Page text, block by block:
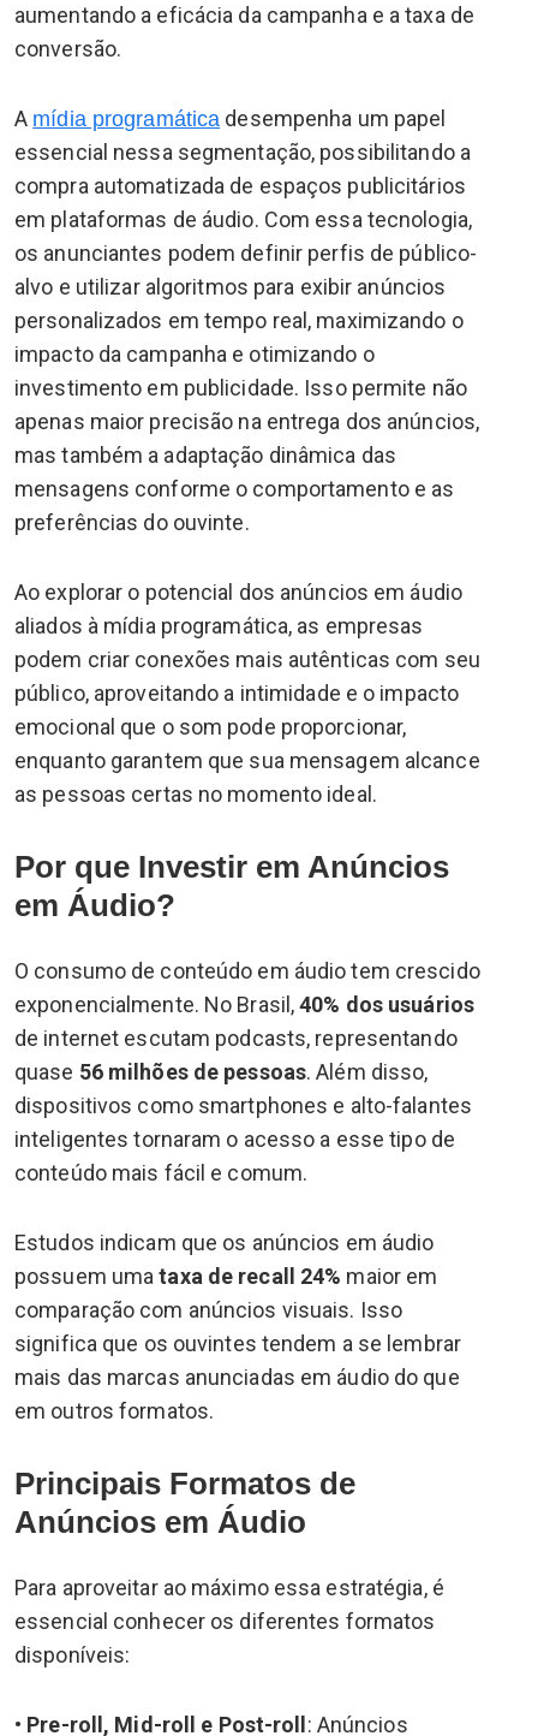
aumentando a eficácia da campanha e a taxa de
conversão.
A mídia programática desempenha um papel
essencial nessa segmentação, possibilitando a
compra automatizada de espaços publicitários
em plataformas de áudio. Com essa tecnologia,
os anunciantes podem definir perfis de público-
alvo e utilizar algoritmos para exibir anúncios
personalizados em tempo real, maximizando o
impacto da campanha e otimizando o
investimento em publicidade. Isso permite não
apenas maior precisão na entrega dos anúncios,
mas também a adaptação dinâmica das
mensagens conforme o comportamento e as
preferências do ouvinte.
Ao explorar o potencial dos anúncios em áudio
aliados à mídia programática, as empresas
podem criar conexões mais autênticas com seu
público, aproveitando a intimidade e o impacto
emocional que o som pode proporcionar,
enquanto garantem que sua mensagem alcance
as pessoas certas no momento ideal.
Por que Investir em Anúncios
em Áudio?
O consumo de conteúdo em áudio tem crescido
exponencialmente. No Brasil,40% dos usuários
de internet escutam podcasts, representando
quase 56 milhões de pessoas. Além disso,
dispositivos como smartphones e alto-falantes
inteligentes tornaram o acesso a esse tipo de
conteúdo mais fácil e comum.
Estudos indicam que os anúncios em áudio
possuem umataxa de recall 24% maior em
comparação com anúncios visuais. Isso
significa que os ouvintes tendem a se lembrar
mais das marcas anunciadas em áudio do que
em outros formatos.
Principais Formatos de
Anúncios em Áudio
Para aproveitar ao máximo essa estratégia, é
essencial conhecer os diferentes formatos
disponíveis:
• Pre-roll, Mid-roll e Post-roll : Anúncios